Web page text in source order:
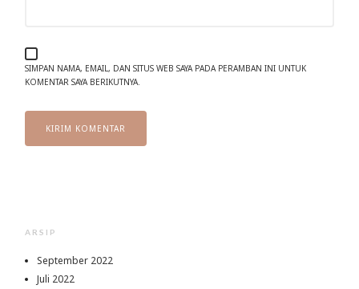
SIMPAN NAMA, EMAIL, DAN SITUS WEB SAYA PADA PERAMBAN INI UNTUK
KOMENTAR SAYA BERIKUTNYA.
ARSIP
September 2022
Juli 2022